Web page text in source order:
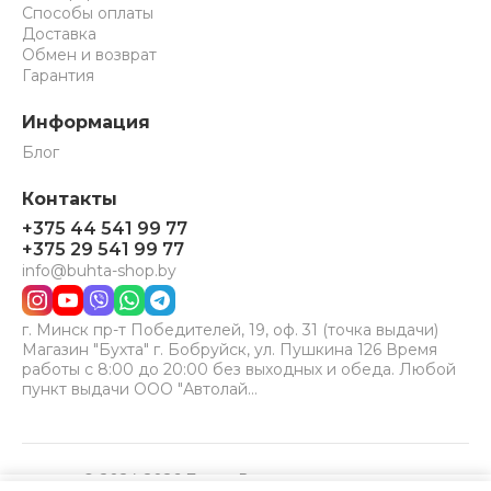
Способы оплаты
Доставка
Обмен и возврат
Гарантия
Информация
Блог
Контакты
+375 44 541 99 77
+375 29 541 99 77
info@buhta-shop.by
г. Минск пр-т Победителей, 19, оф. 31 (точка выдачи)
Магазин "Бухта" г. Бобруйск, ул. Пушкина 126 Время
работы с 8:00 до 20:00 без выходных и обеда. Любой
пункт выдачи ООО "Автолай…
© 2024-2026 Бухта. Все права защищены.